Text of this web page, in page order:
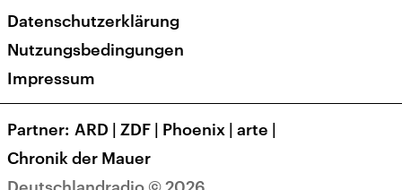
Veranstaltungen
Presse
Karriere
Transparenz
Datenschutzerklärung
Nutzungsbedingungen
Impressum
Partner ARD | ZDF | Phoenix | arte |
Chronik der Mauer